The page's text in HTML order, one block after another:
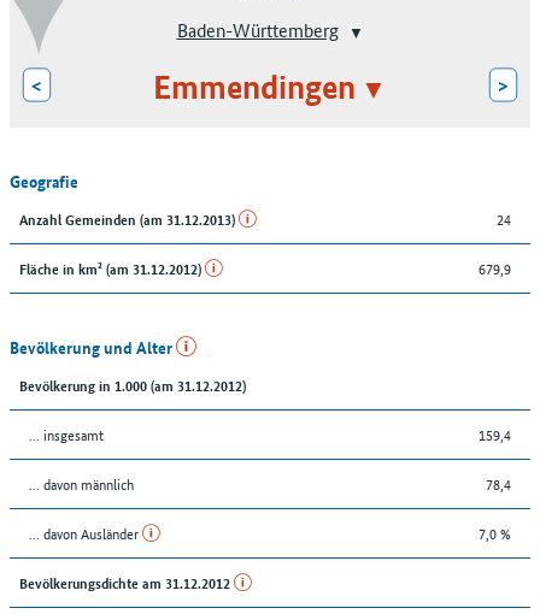
Baden-Württemberg
< Emmendingen >
Geografie
Anzahl Gemeinden (am 31.12.2013) 24
Fläche in km² (am 31.12.2012) 679,9
Bevölkerung und Alter
Bevölkerung in 1.000 (am 31.12.2012)
... insgesamt 159,4
... davon männlich 78,4
... davon Ausländer 7,0 %
Bevölkerungsdichte am 31.12.2012